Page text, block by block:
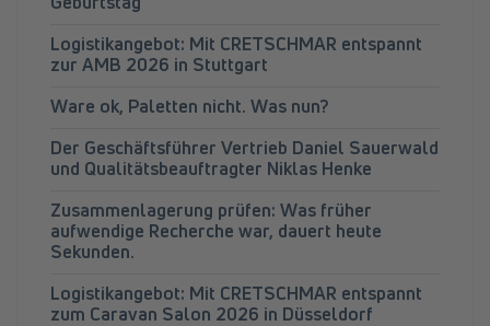
Logistikangebot: Mit CRETSCHMAR entspannt
zur AMB 2026 in Stuttgart
Ware ok, Paletten nicht. Was nun?
Der Geschäftsführer Vertrieb Daniel Sauerwald
und Qualitätsbeauftragter Niklas Henke
Zusammenlagerung prüfen: Was früher
aufwendige Recherche war, dauert heute
Sekunden.
Logistikangebot: Mit CRETSCHMAR entspannt
zum Caravan Salon 2026 in Düsseldorf